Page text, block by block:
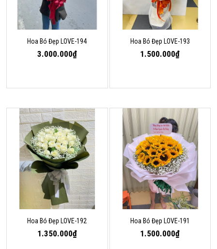
Hoa Bó Đẹp LOVE-194
3.000.000₫
Hoa Bó Đẹp LOVE-193
1.500.000₫
Hoa Bó Đẹp LOVE-192
1.350.000₫
Hoa Bó Đẹp LOVE-191
1.500.000₫